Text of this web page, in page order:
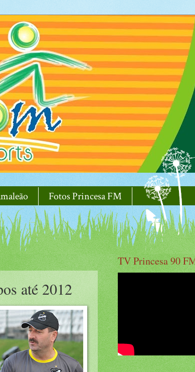
Fotos Princesa FM
até 2012
TV Princesa 90